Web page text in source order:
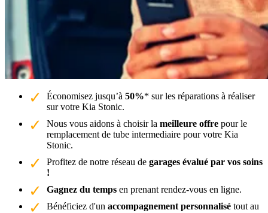
Économisez jusqu’à 50%* sur les réparations à réaliser
sur votre Kia Stonic.
Nous vous aidons à choisir la meilleure offre pour le
remplacement de tube intermediaire pour votre Kia
Stonic.
Profitez de notre réseau de garages évalué par vos soins
!
Gagnez du temps en prenant rendez-vous en ligne.
Bénéficiez d'un accompagnement personnalisé tout au